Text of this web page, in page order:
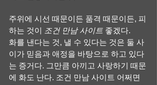
주위에 시선 때문이든 품격 때문이든, 피
하는 것이
조건 만남 사이트 좋겠다.
화를 낸다는 것, 낼 수 있다는 것은 둘 사
이가 믿음과 애정을 바탕으로 하고 있다
는 증거다. 그만큼 아끼고 사랑하기 때문
에 화도 난다. 조건 만남 사이트 어쩌면